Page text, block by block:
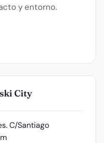
y entorno.
City
C/Santiago